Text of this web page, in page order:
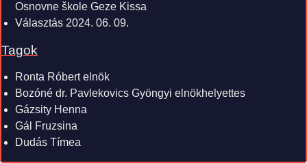
Osnovne škole Geze Kissa
Választás 2024. 06. 09.
Tagok
Ronta Róbert elnök
Bozóné dr. Pavlekovics Gyöngyi elnökhelyettes
Gázsity Henna
Gál Fruzsina
Dudás Tímea